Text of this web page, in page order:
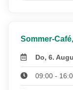
Sommer-
Do, 6.
09:00 -